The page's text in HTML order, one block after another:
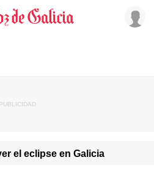
el eclipse en Galicia